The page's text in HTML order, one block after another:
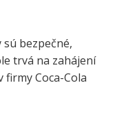
sú bezpečné,
trvá na zahájení
Coca-Cola